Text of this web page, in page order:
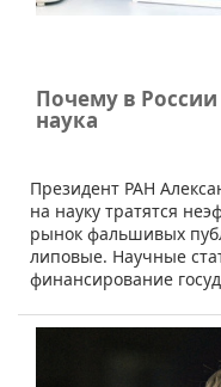
Почему в
наука
Президент РАН
на науку тратятся
рынок фальшивых
липовые. Научные
финансирование